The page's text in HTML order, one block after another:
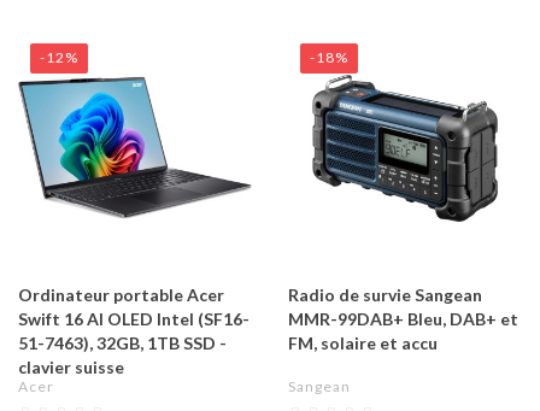
-12%
Ordinateur portable Acer
Swift 16 AI OLED Intel (SF16-
51-7463), 32GB, 1TB SSD -
clavier suisse
Acer
-18%
Radio de survie Sangean
MMR-99DAB+ Bleu, DAB+ et
FM, solaire et accu
Sangean